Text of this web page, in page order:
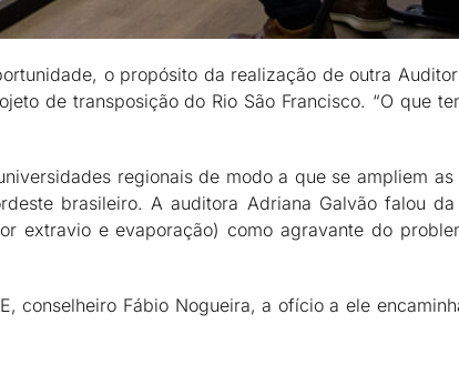
o propósito da realização de outra
de transposição do Rio São Francisco. “O que
regionais de modo a que se ampliem
brasileiro. A auditora Adriana Galvão falou
extravio e evaporação) como agravante do
conselheiro Fábio Nogueira, a ofício a ele